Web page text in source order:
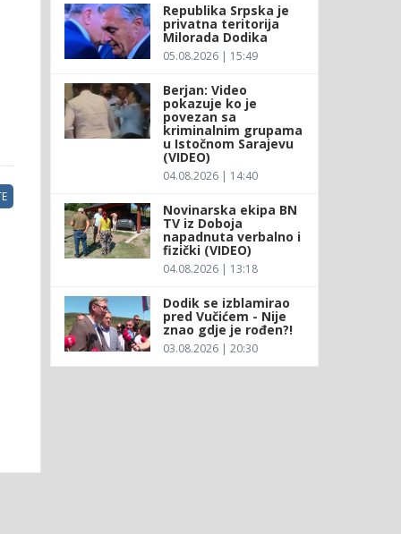
Republika Srpska je
privatna teritorija
Milorada Dodika
05.08.2026 | 15:49
Berjan: Video
pokazuje ko je
povezan sa
kriminalnim grupama
u Istočnom Sarajevu
(VIDEO)
04.08.2026 | 14:40
Novinarska ekipa BN
TV iz Doboja
napadnuta verbalno i
fizički (VIDEO)
04.08.2026 | 13:18
Dodik se izblamirao
pred Vučićem - Nije
znao gdje je rođen?!
03.08.2026 | 20:30